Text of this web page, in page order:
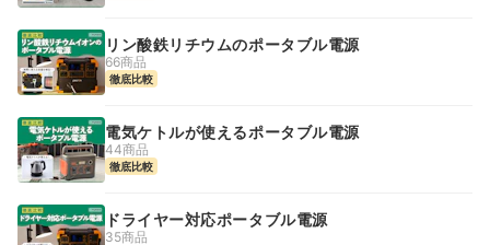
リン酸鉄リチウムのポータブル電源
66商品
徹底比較
電気ケトルが使えるポータブル電源
44商品
徹底比較
ドライヤー対応ポータブル電源
35商品